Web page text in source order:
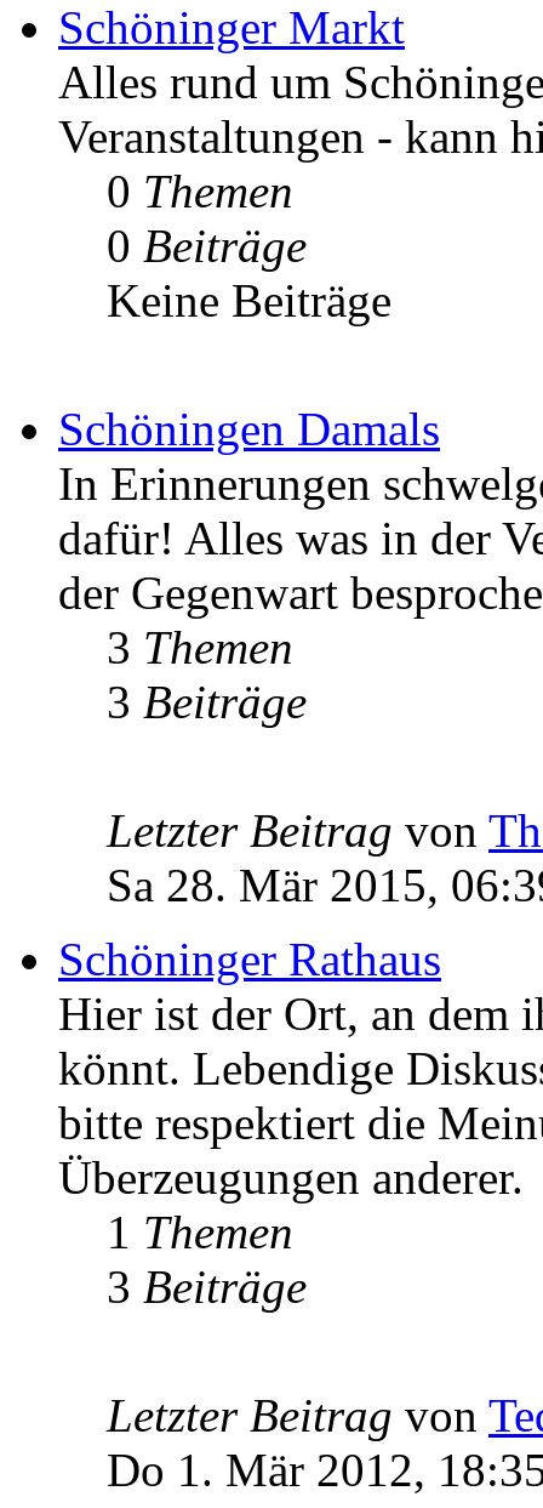
Schöninger Markt
Alles rund um
Veranstaltungen - kann
0 Themen
0 Beiträge
Keine Beiträge
Schöningen Damals
In Erinnerungen
dafür! Alles was in der
der Gegenwart
3 Themen
3 Beiträge
Letzter Beitrag von
Sa 28. Mär 2015,
Schöninger Rathaus
Hier ist der Ort, an dem
könnt. Lebendige
bitte respektiert die
Überzeugungen anderer.
1 Themen
3 Beiträge
Letzter Beitrag von
Do 1. Mär 2012,